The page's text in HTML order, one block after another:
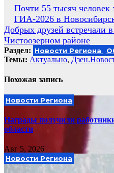
Навигация
по
записям
Почти 55 тысяч человек
ГИА-2026 в
Добрых друзей встречали
Чистоозерном районе
Раздел: Новости Региона
Темы: Актуально,
Похожая запись
Новости Региона
Награды получили
области
Авг 5, 2026
Новости Региона